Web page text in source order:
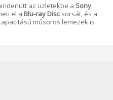
az üzletekbe a Sony
el a Blu-ray Discsorsát, és a
műsoros lemezek is